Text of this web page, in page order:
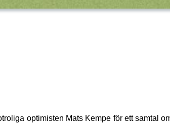
optimisten Mats Kempe för ett samtal